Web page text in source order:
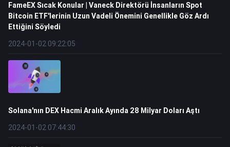
FameEX Sıcak Konular | Vaneck Direktörü İnsanların Spot
Bitcoin ETF'lerinin Uzun Vadeli Önemini Genellikle Göz Ardı
Ettiğini Söyledi
2024-01-02 09:22:05
Solana'nın DEX Hacmi Aralık Ayında 28 Milyar Doları Aştı
2024-01-02 07:44:30